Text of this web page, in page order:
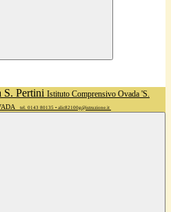
Istituto Comprensivo Ovada 'S.
tel. 0143 80135 • alic82100g@istruzione.it